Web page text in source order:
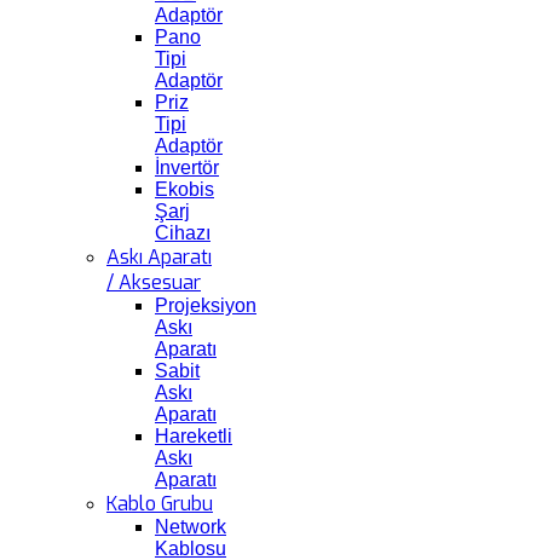
Adaptör
Pano
Tipi
Adaptör
Priz
Tipi
Adaptör
İnvertör
Ekobis
Şarj
Cihazı
Askı Aparatı
/ Aksesuar
Projeksiyon
Askı
Aparatı
Sabit
Askı
Aparatı
Hareketli
Askı
Aparatı
Kablo Grubu
Network
Kablosu